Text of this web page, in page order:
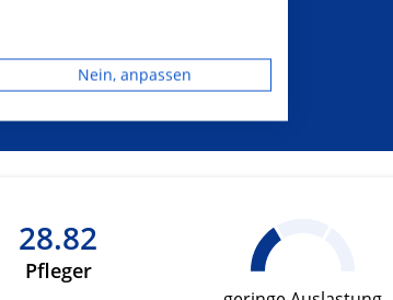
28.82
Pfleger
Nein, anpassen